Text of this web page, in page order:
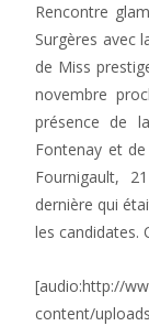
Rencontre
Surgères avec
de Miss
novembre
présence de
Fontenay et
Fournigault,
dernière qui
les candidates.
[audio:http://
content/